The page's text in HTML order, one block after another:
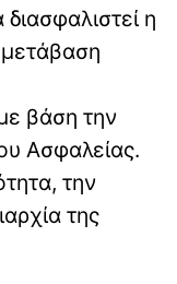
η
βάση την
Ασφαλείας.
την
της